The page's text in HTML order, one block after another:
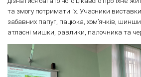
та змогу потримати їх. Учасники
забавних папуг, пацюка, хом’ячків,
атласні мишки, равлики, палочника та